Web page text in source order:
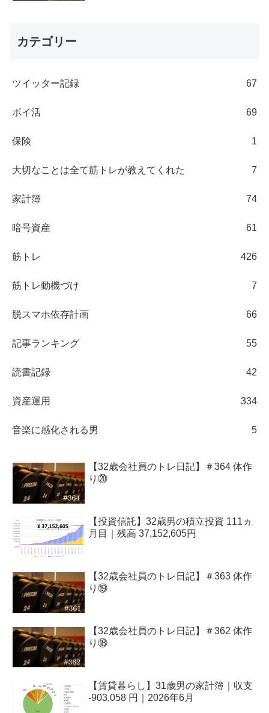
カテゴリー
ツイッター記録 67
ポイ活 69
保険 1
大切なことは全て筋トレが教えてくれた 7
家計簿 74
暗号資産 61
筋トレ 426
筋トレ動機づけ 7
脱スマホ依存計画 66
記事ランキング 55
読書記録 42
資産運用 334
音楽に感化される男 5
【32歳会社員のトレ日記】＃364 体作
り⑳
【投資信託】32歳男の積立投資 111ヵ
月目｜残高 37,152,605円
【32歳会社員のトレ日記】＃363 体作
り⑲
【32歳会社員のトレ日記】＃362 体作
り⑱
【賃貸暮らし】31歳男の家計簿｜収支
-903,058 円｜2026年6月